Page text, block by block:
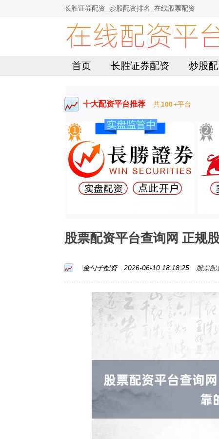
长胜证券配资_炒股配资排名_在线股票配资
首页 长胜证券配资 炒股
十大配资平台推荐 共100+平台
股票配资平台查询网 正规
金勺子配资 2026-06-10 18:18:25 股票